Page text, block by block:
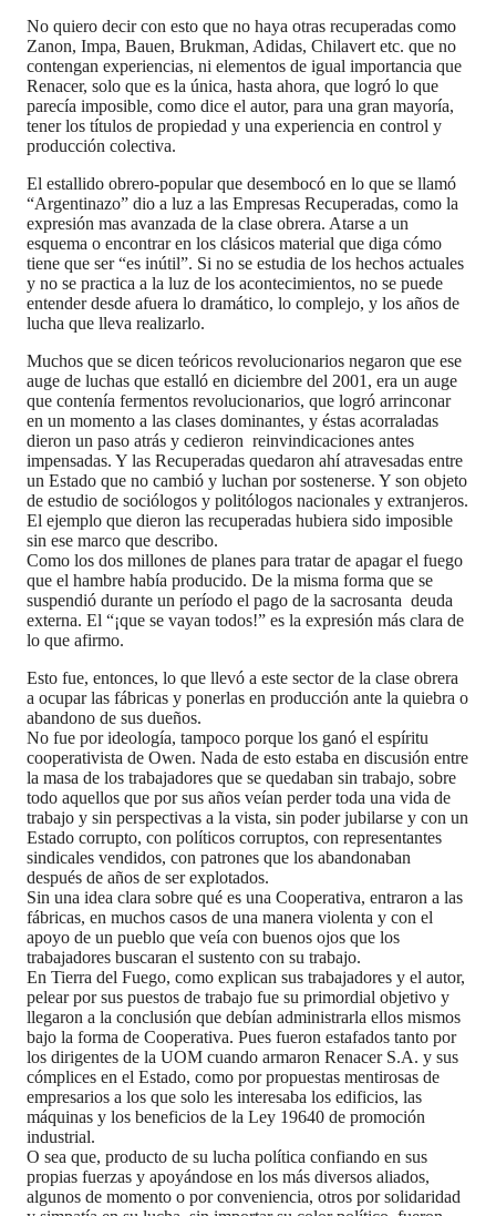
No quiero decir con esto que no haya otras recuperadas como
Zanon, Impa, Bauen, Brukman, Adidas, Chilavert etc. que no
contengan experiencias, ni elementos de igual importancia que
Renacer, solo que es la única, hasta ahora, que logró lo que
parecía imposible, como dice el autor, para una gran mayoría,
tener los títulos de propiedad y una experiencia en control y
producción colectiva.
El estallido obrero-popular que desembocó en lo que se llamó
“Argentinazo” dio a luz a las Empresas Recuperadas, como la
expresión mas avanzada de la clase obrera. Atarse a un
esquema o encontrar en los clásicos material que diga cómo
tiene que ser “es inútil”. Si no se estudia de los hechos actuales
y no se practica a la luz de los acontecimientos, no se puede
entender desde afuera lo dramático, lo complejo, y los años de
lucha que lleva realizarlo.
Muchos que se dicen teóricos revolucionarios negaron que ese
auge de luchas que estalló en diciembre del 2001, era un auge
que contenía fermentos revolucionarios, que logró arrinconar
en un momento a las clases dominantes, y éstas acorraladas
dieron un paso atrás y cedieron reinvindicaciones antes
impensadas. Y las Recuperadas quedaron ahí atravesadas entre
un Estado que no cambió y luchan por sostenerse. Y son objeto
de estudio de sociólogos y politólogos nacionales y extranjeros.
El ejemplo que dieron las recuperadas hubiera sido imposible
sin ese marco que describo.
Como los dos millones de planes para tratar de apagar el fuego
que el hambre había producido. De la misma forma que se
suspendió durante un período el pago de la sacrosanta deuda
externa. El “¡que se vayan todos!” es la expresión más clara de
lo que afirmo.
Esto fue, entonces, lo que llevó a este sector de la clase obrera
a ocupar las fábricas y ponerlas en producción ante la quiebra o
abandono de sus dueños.
No fue por ideología, tampoco porque los ganó el espíritu
cooperativista de Owen. Nada de esto estaba en discusión entre
la masa de los trabajadores que se quedaban sin trabajo, sobre
todo aquellos que por sus años veían perder toda una vida de
trabajo y sin perspectivas a la vista, sin poder jubilarse y con un
Estado corrupto, con políticos corruptos, con representantes
sindicales vendidos, con patrones que los abandonaban
después de años de ser explotados.
Sin una idea clara sobre qué es una Cooperativa, entraron a las
fábricas, en muchos casos de una manera violenta y con el
apoyo de un pueblo que veía con buenos ojos que los
trabajadores buscaran el sustento con su trabajo.
En Tierra del Fuego, como explican sus trabajadores y el autor,
pelear por sus puestos de trabajo fue su primordial objetivo y
llegaron a la conclusión que debían administrarla ellos mismos
bajo la forma de Cooperativa. Pues fueron estafados tanto por
los dirigentes de la UOM cuando armaron Renacer S.A. y sus
cómplices en el Estado, como por propuestas mentirosas de
empresarios a los que solo les interesaba los edificios, las
máquinas y los beneficios de la Ley 19640 de promoción
industrial.
O sea que, producto de su lucha política confiando en sus
propias fuerzas y apoyándose en los más diversos aliados,
algunos de momento o por conveniencia, otros por solidaridad